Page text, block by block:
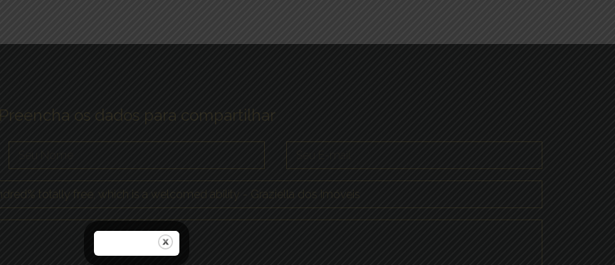
Preencha os dados para compartilhar